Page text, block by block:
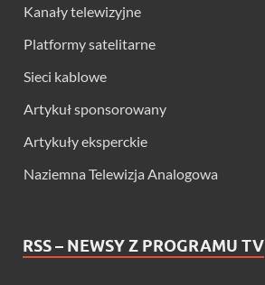
Kanały telewizyjne
Platformy satelitarne
Sieci kablowe
Artykuł sponsorowany
Artykuły eksperckie
Naziemna Telewizja Analogowa
RSS – NEWSY Z PROGRAMU TV